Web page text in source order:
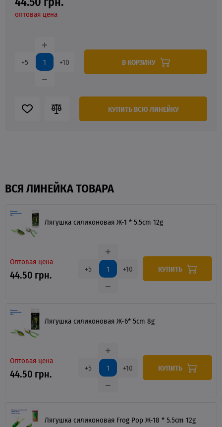
оптовая цена
+5 +10 В КОРЗИНУ
КУПИТЬ ВСЮ ЛИНЕЙКУ
ВСЯ ЛИНЕЙКА ТОВАРА
Лягушка силиконовая Ж-1 * 5.5cm 12g
Оптовая цена
44.50 грн. +5 +10 КУПИТЬ
Лягушка силиконовая Ж-6* 5cm 8g
Оптовая цена
44.50 грн. +5 +10 КУПИТЬ
Лягушка силиконовая Frog Pop Ж-18 * 5.5cm 12g